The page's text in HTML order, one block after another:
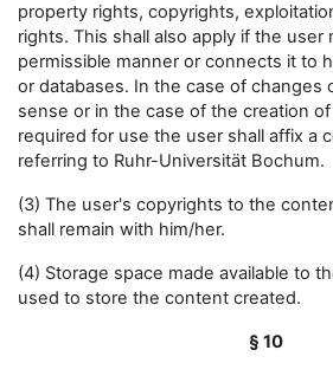
property rights, copyrights,
rights. This shall also apply if the user
permissible manner or connects it to
or databases. In the case of changes
sense or in the case of the creation
required for use the user shall affix a
referring to Ruhr-Universität Bochum.
(3) The user's copyrights to the
shall remain with him/her.
(4) Storage space made available to
used to store the content created.
§ 10